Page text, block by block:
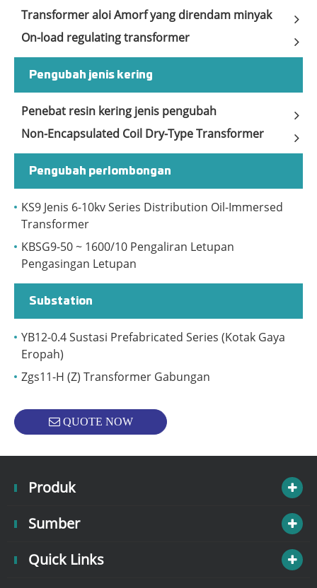
Transformer aloi Amorf yang direndam minyak
On-load regulating transformer
Pengubah jenis kering
Penebat resin kering jenis pengubah
Non-Encapsulated Coil Dry-Type Transformer
Pengubah perlombongan
KS9 Jenis 6-10kv Series Distribution Oil-Immersed
Transformer
KBSG9-50 ~ 1600/10 Pengaliran Letupan
Pengasingan Letupan
Substation
YB12-0.4 Sustasi Prefabricated Series (Kotak Gaya
Eropah)
Zgs11-H (Z) Transformer Gabungan
QUOTE NOW
Produk
Sumber
Quick Links